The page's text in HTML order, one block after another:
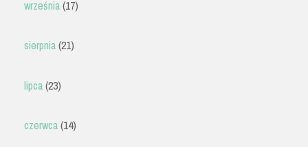
września(17)
sierpnia(21)
lipca(23)
czerwca(14)